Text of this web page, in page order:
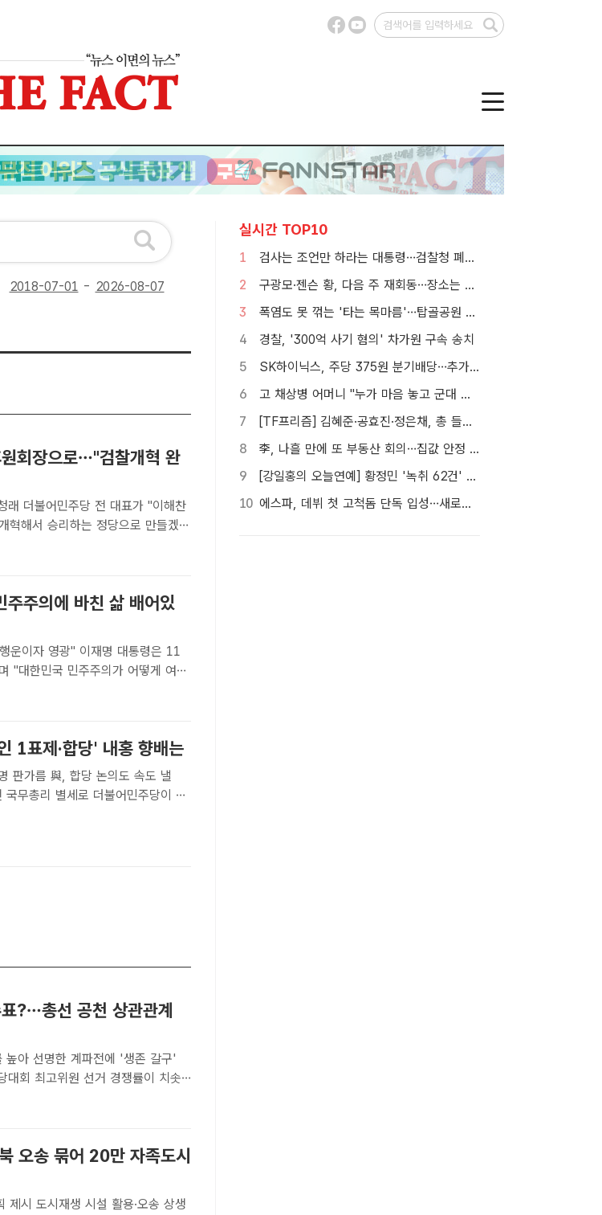
-
회장으로…"검찰개혁 완
혁해서 승리하는 정당으로 만들겠
화영 기자] 정청래 전 더불어민주
주의에 바친 삶 배어있
재명 대통령은 11
"대한민국 민주주의가 어떻게 여기
책의 일독을 권한다"고 밝혔다. 이
1표제·합당' 내홍 향배는
판가름 與, 합당 논의도 속도 낼
. 이에 추모 기간 잦아들었던 '전 당
?…총선 공천 상관관계
높아 선명한 계파전에 '생존 갈구'
분석이다. 사진은 전대 당대표 본
오송 묶어 20만 자족도시
제시 도시재생 시설 활용·오송 상생
실시간 TOP10
1
검사는 조언만 하라는 대통령…검찰청 폐지 앞둔 합수본 '딜레마'
2
구광모·젠슨 황, 다음 주 재회동…장소는 실리콘밸리
3
폭염도 못 꺾는 '타는 목마름'…탑골공원 아리수 냉장고 가보니
4
경찰, '300억 사기 혐의' 차가원 구속 송치
5
SK하이닉스, 주당 375원 분기배당…추가 주주환원 예고
6
고 채상병 어머니 "누가 마음 놓고 군대 보내겠나"…임성근 징역 3년에 분통
7
[TF프리즘] 김혜준·공효진·정은채, 총 들고 액션 한판
8
李, 나흘 만에 또 부동산 회의…집값 안정 승부처 '공급' 점검
9
[강일홍의 오늘연예] 황정민 '녹취 62건' 속 의문, "왜 이렇게까지"
10
에스파, 데뷔 첫 고척돔 단독 입성…새로운 세계 열린다